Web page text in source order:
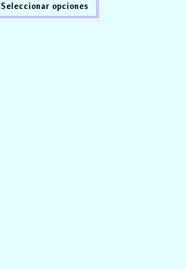
Seleccionar opciones